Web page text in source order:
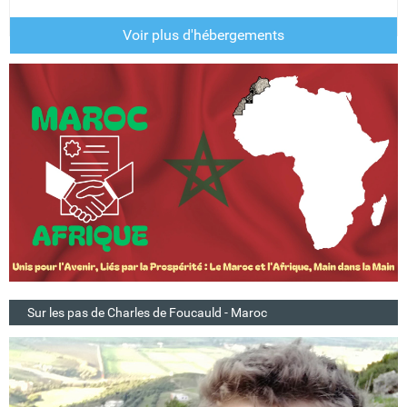
Voir plus d'hébergements
Sur les pas de Charles de Foucauld - Maroc